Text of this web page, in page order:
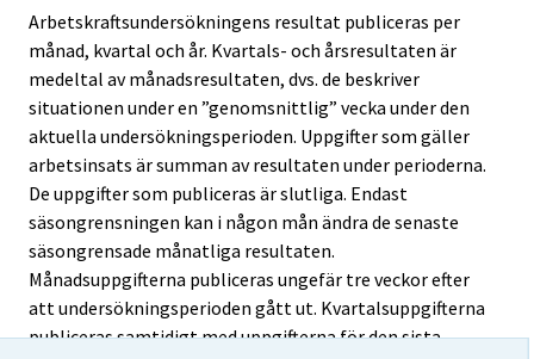
Arbetskraftsundersökningens resultat publiceras per
månad, kvartal och år. Kvartals- och årsresultaten är
medeltal av månadsresultaten, dvs. de beskriver
situationen under en ”genomsnittlig” vecka under den
aktuella undersökningsperioden. Uppgifter som gäller
arbetsinsats är summan av resultaten under perioderna.
De uppgifter som publiceras är slutliga. Endast
säsongrensningen kan i någon mån ändra de senaste
säsongrensade månatliga resultaten.
Månadsuppgifterna publiceras ungefär tre veckor efter
att undersökningsperioden gått ut. Kvartalsuppgifterna
publiceras samtidigt med uppgifterna för den sista